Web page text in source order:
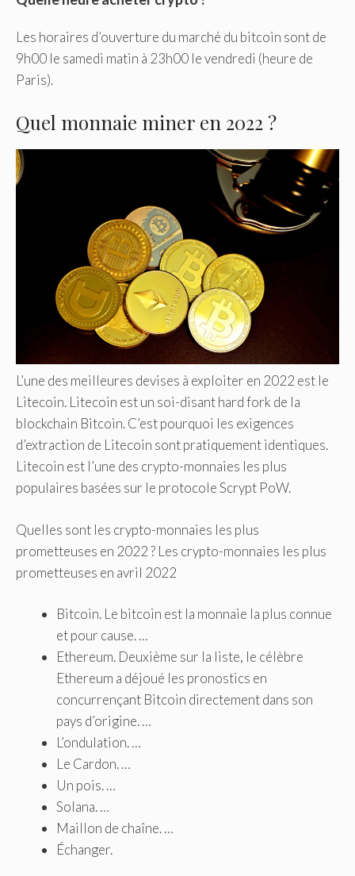
Les horaires d’ouverture du marché du bitcoin sont de
9h00 le samedi matin à 23h00 le vendredi (heure de
Paris).
Quel monnaie miner en 2022 ?
L’une des meilleures devises à exploiter en 2022 est le
Litecoin. Litecoin est un soi-disant hard fork de la
blockchain Bitcoin. C’est pourquoi les exigences
d’extraction de Litecoin sont pratiquement identiques.
Litecoin est l’une des crypto-monnaies les plus
populaires basées sur le protocole Scrypt PoW.
Quelles sont les crypto-monnaies les plus
prometteuses en 2022 ? Les crypto-monnaies les plus
prometteuses en avril 2022
Bitcoin. Le bitcoin est la monnaie la plus connue
et pour cause. …
Ethereum. Deuxième sur la liste, le célèbre
Ethereum a déjoué les pronostics en
concurrençant Bitcoin directement dans son
pays d’origine. …
L’ondulation. …
Le Cardon. …
Un pois. …
Solana. …
Maillon de chaîne. …
Échanger.